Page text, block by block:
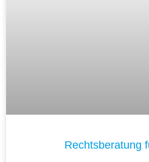
Rechtsberatung